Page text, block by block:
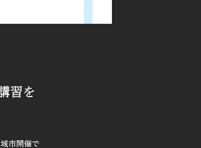
習を
市開催で